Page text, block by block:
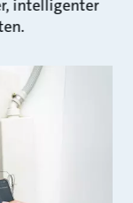
intelligenter